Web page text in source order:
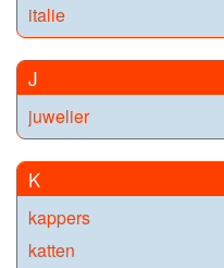
italie
J
juwelier
K
kappers
katten